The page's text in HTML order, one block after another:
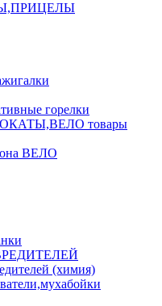
горелки
товары
ВЕЛО
(химия)